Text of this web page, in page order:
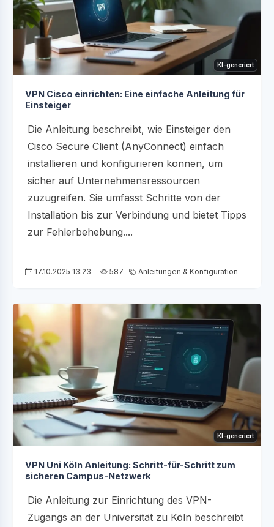
KI-generiert
VPN Cisco einrichten: Eine einfache Anleitung für
Einsteiger
Die Anleitung beschreibt, wie Einsteiger den
Cisco Secure Client (AnyConnect) einfach
installieren und konfigurieren können, um
sicher auf Unternehmensressourcen
zuzugreifen. Sie umfasst Schritte von der
Installation bis zur Verbindung und bietet Tipps
zur Fehlerbehebung....
17.10.2025 13:23 587 Anleitungen & Konfiguration
KI-generiert
VPN Uni Köln Anleitung: Schritt-für-Schritt zum
sicheren Campus-Netzwerk
Die Anleitung zur Einrichtung des VPN-
Zugangs an der Universität zu Köln beschreibt